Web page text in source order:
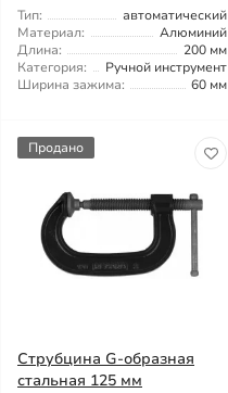
Тип:
автоматический
Материал:
Алюминий
Длина:
200 мм
Категория:
Ручной инструмент
Ширина зажима:
60 мм
Продано
Струбцина G-образная
стальная 125 мм